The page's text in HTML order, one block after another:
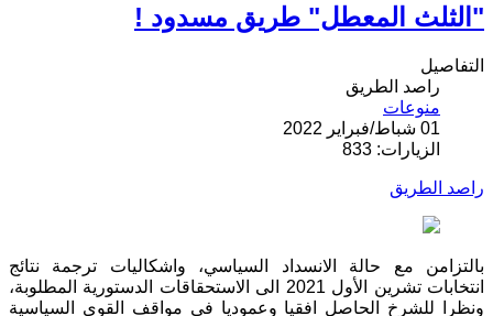
"الثلث المعطل" طريق مسدود !
التفاصيل
راصد الطريق
منوعات
01 شباط/فبراير 2022
الزيارات: 833
راصد الطريق
بالتزامن مع حالة الانسداد السياسي، واشكاليات ترجمة نتائج
انتخابات تشرين الأول 2021 الى الاستحقاقات الدستورية المطلوبة،
ونظرا للشرخ الحاصل افقيا وعموديا في مواقف القوى السياسية